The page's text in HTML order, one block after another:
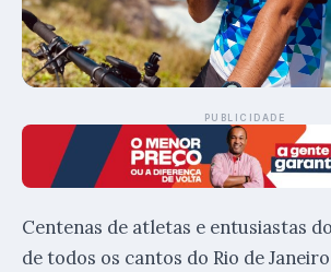
PUBLICIDADE
Centenas de atletas e entusiastas
de todos os cantos do Rio de